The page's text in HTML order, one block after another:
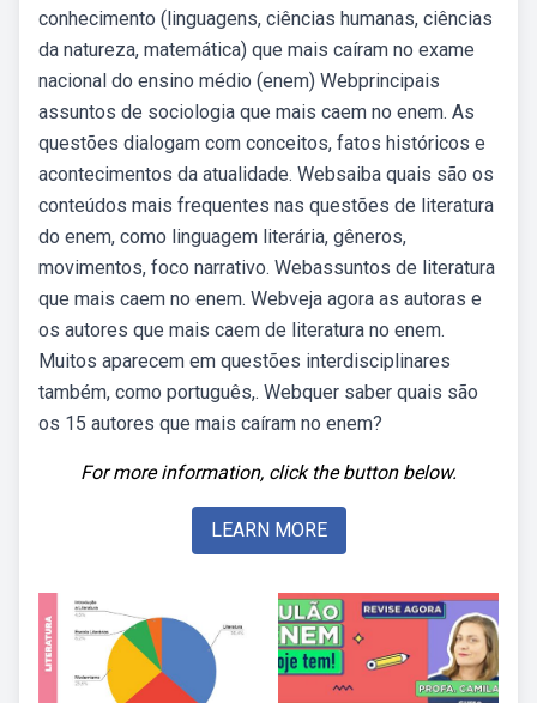
conhecimento (linguagens, ciências humanas, ciências
da natureza, matemática) que mais caíram no exame
nacional do ensino médio (enem) Webprincipais
assuntos de sociologia que mais caem no enem. As
questões dialogam com conceitos, fatos históricos e
acontecimentos da atualidade. Websaiba quais são os
conteúdos mais frequentes nas questões de literatura
do enem, como linguagem literária, gêneros,
movimentos, foco narrativo. Webassuntos de literatura
que mais caem no enem. Webveja agora as autoras e
os autores que mais caem de literatura no enem.
Muitos aparecem em questões interdisciplinares
também, como português,. Webquer saber quais são
os 15 autores que mais caíram no enem?
For more information, click the button below.
LEARN MORE